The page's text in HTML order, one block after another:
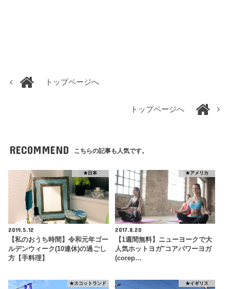
トップページへ
トップページへ
RECOMMEND こちらの記事も人気です。
★日本
2019.5.12
【私のおうち時間】令和元年ゴー
ルデンウィーク(10連休)の過ごし
方【手料理】
★アメリカ
2017.8.20
【1週間無料】ニューヨークで大
人気ホットヨガ"コアパワーヨガ
(corep…
★スコットランド ★イギリス